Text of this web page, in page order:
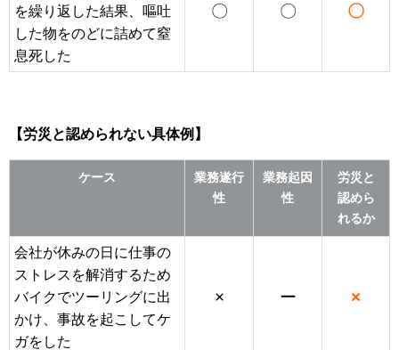
を繰り返した結果、嘔吐
した物をのどに詰めて窒
息死した
〇 〇 〇
【労災と認められない具体例】
ケース
業務遂行
性
業務起因
性
労災と
認めら
れるか
会社が休みの日に仕事の
ストレスを解消するため
バイクでツーリングに出
かけ、事故を起こしてケ
ガをした
× ー ×